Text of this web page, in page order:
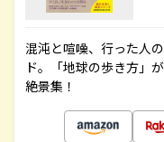
混沌と喧噪、行った人
ド。「地球の歩き方」
絶景集！